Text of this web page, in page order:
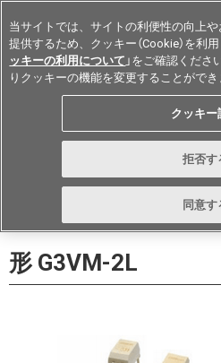
Japan
形 G3VM-2L
当サイトでは、サイトの利便性の向上
提供するため、クッキー（Cookie）を利
ッキーの利用について 」をご確認くだ
りクッキーの機能を変更することができ
クッキー
拒否す
同意す